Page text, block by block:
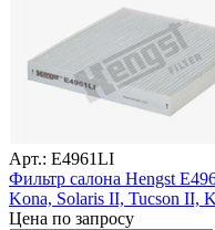
Арт.: E4961LI
Фильтр салона Hengst
Kona, Solaris II, Tucson II,
Цена по запросу